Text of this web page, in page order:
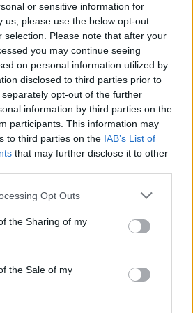
or sensitive information for
us, please use the below opt-out
selection. Please note that after your
you may continue seeing
on personal information utilized by
disclosed to third parties prior to
opt-out of the further
information by third parties on the
participants. This information may
to third parties on the IAB’s List of
that may further disclose it to other
app uses one or more Google
usage behaviour. You may click to
Google and its third-party tags to
specified purposes in below Google
Opt Outs
the Sharing of my
the Sale of my